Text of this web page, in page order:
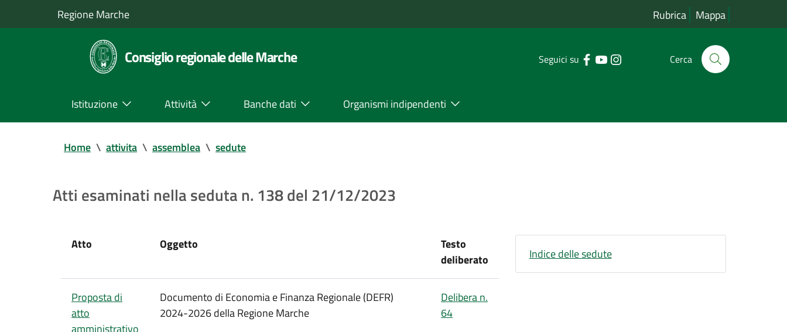
Regione Marche Rubrica Mappa
Consiglio regionale delle Marche Seguici su Cerca
Istituzione Attività Banche dati Organismi indipendenti
Home \ attivita \ assemblea \ sedute
Atti esaminati nella seduta n. 138 del 21/12/2023
Atto Oggetto
Testo
deliberato
Proposta di
atto
amministrativo
Documento di Economia e Finanza Regionale (DEFR)
2024-2026 della Regione Marche
Delibera n.
64
Indice delle sedute